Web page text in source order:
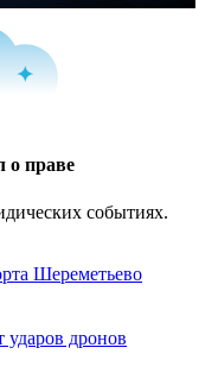
о праве
событиях.
Шереметьево
ударов дронов